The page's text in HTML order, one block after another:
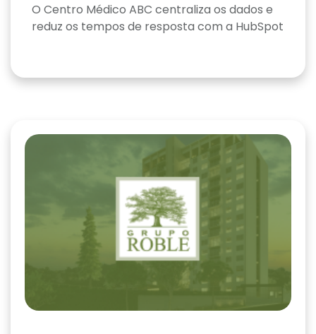
O Centro Médico ABC centraliza os dados e
reduz os tempos de resposta com a HubSpot